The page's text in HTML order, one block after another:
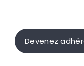
Devenez